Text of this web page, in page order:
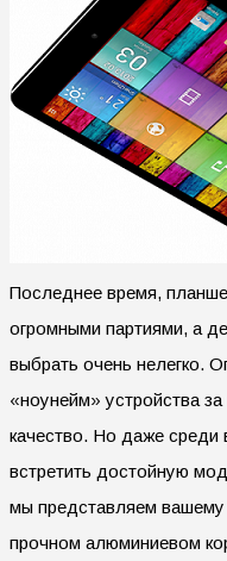
Последнее время,
огромными партиями, а
выбрать очень нелегко.
«ноунейм» устройства
качество. Но даже среди
встретить достойную
мы представляем
прочном алюминиевом